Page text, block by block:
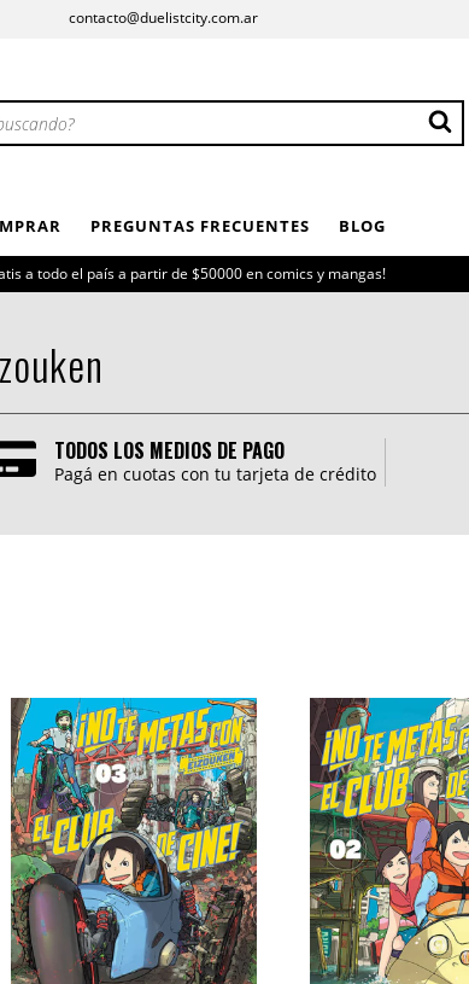
contacto@duelistcity.com.ar
PREGUNTAS FRECUENTES BLOG
a todo el país a partir de $50000 en comics y mangas!
TODOS LOS MEDIOS DE PAGO
Pagá en cuotas con tu tarjeta de crédito